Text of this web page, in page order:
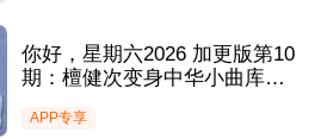
你好，星期六2026 加更版第10
期：檀健次变身中华小曲库获
若楠不停爆灯
APP专享